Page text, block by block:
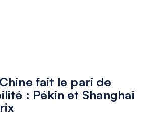
fait le pari de
: Pékin et Shanghai